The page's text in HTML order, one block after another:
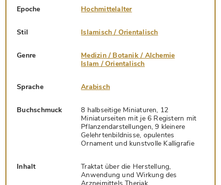
Epoche Hochmittelalter
Stil Islamisch / Orientalisch
Genre
Medizin / Botanik / Alchemie
Islam / Orientalisch
Sprache Arabisch
Buchschmuck
8 halbseitige Miniaturen, 12
Miniaturseiten mit je 6 Registern mit
Pflanzendarstellungen, 9 kleinere
Gelehrtenbildnisse, opulentes
Ornament und kunstvolle Kalligrafie
Inhalt
Traktat über die Herstellung,
Anwendung und Wirkung des